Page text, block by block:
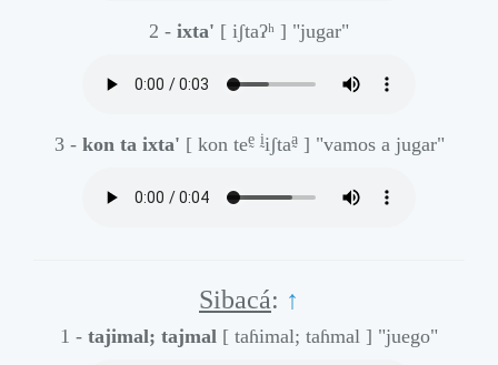
2 - ixta' [ iʃtaʔʰ ] "jugar"
3 - kon ta ixta' [ kon teḛ ḭiʃtaa̰] "vamos a jugar"
Sibacá: ↑
1 - tajimal; tajmal [ taɦimal; taɦmal ] "juego"